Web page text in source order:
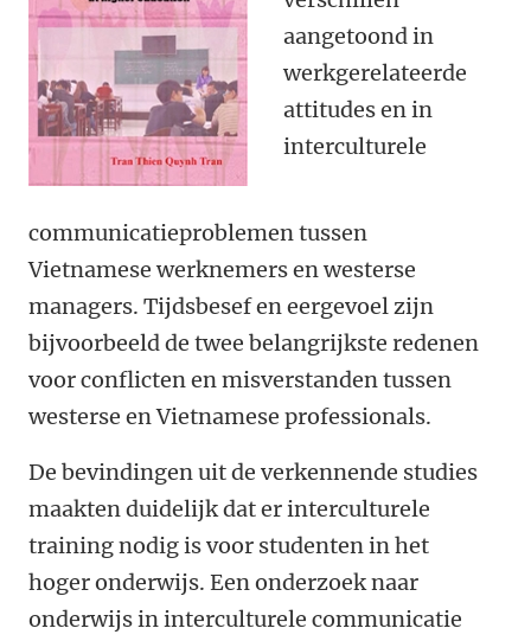
aangetoond in
werkgerelateerde
attitudes en in
interculturele
communicatieproblemen tussen
Vietnamese werknemers en westerse
managers. Tijdsbesef en eergevoel zijn
bijvoorbeeld de twee belangrijkste redenen
voor conflicten en misverstanden tussen
westerse en Vietnamese professionals.
De bevindingen uit de verkennende studies
maakten duidelijk dat er interculturele
training nodig is voor studenten in het
hoger onderwijs. Een onderzoek naar
onderwijs in interculturele communicatie